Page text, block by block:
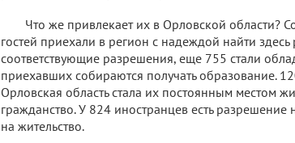
Что же привлекает их в Орловской области?
гостей приехали в регион с надеждой найти
соответствующие разрешения, еще 755 стали
приехавших собираются получать образование.
Орловская область стала их постоянным местом
гражданство. У 824 иностранцев есть
на жительство.